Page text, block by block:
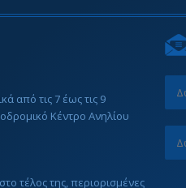
από τις 7 έως τις 9
Κέντρο Ανηλίου
τέλος της, περιορισμένες